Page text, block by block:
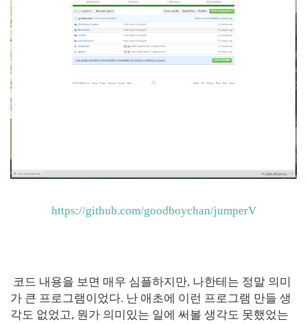
https://github.com/goodboychan/jumperV
코드 내용을 보면 매우 심플하지만, 나한테는 정말 의미
가 큰 프로그램이었다. 난 애초에 이런 프로그램 만들 생
각도 없었고, 뭔가 의미있는 일에 써볼 생각도 못했었는